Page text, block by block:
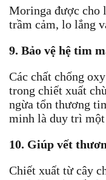
Moringa được cho
trầm cảm, lo lắng
9. Bảo vệ hệ tim
Các chất chống
trong chiết xuất
ngừa tổn thương
minh là duy trì
10. Giúp vết
Chiết xuất từ ​​cây